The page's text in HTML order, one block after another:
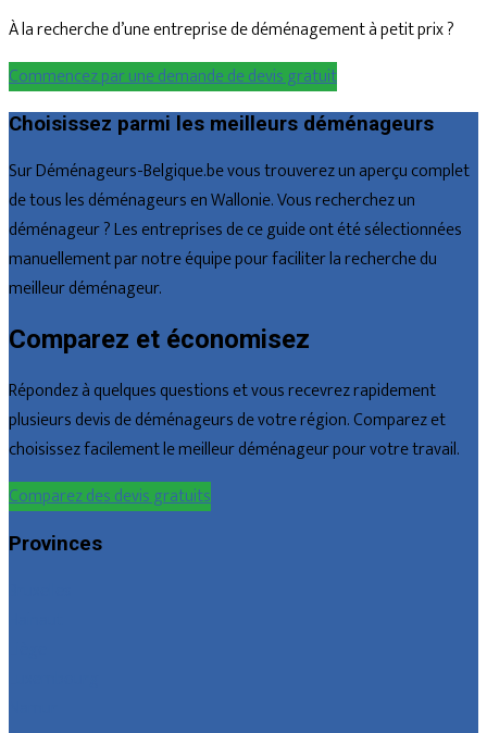
À la recherche d’une entreprise de déménagement à petit prix ?
Commencez par une demande de devis gratuit
Choisissez parmi les meilleurs déménageurs
Sur Déménageurs-Belgique.be vous trouverez un aperçu complet
de tous les déménageurs en Wallonie. Vous recherchez un
déménageur ? Les entreprises de ce guide ont été sélectionnées
manuellement par notre équipe pour faciliter la recherche du
meilleur déménageur.
Comparez et économisez
Répondez à quelques questions et vous recevrez rapidement
plusieurs devis de déménageurs de votre région. Comparez et
choisissez facilement le meilleur déménageur pour votre travail.
Comparez des devis gratuits
Provinces